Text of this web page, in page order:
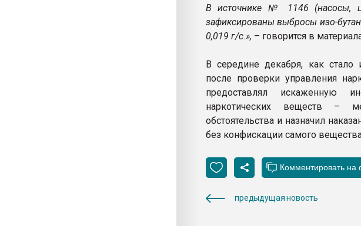
В источнике № 1146 (насосы,
зафиксированы выбросы изо-
0,019 г/с.», – говорится в
В середине декабря, как
после проверки управления
предоставлял искаженную
наркотических веществ –
обстоятельства и назначил
без конфискации самого
предыдущая новость